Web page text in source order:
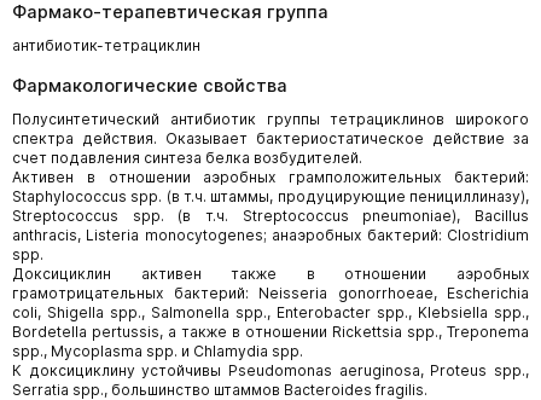
Фармако-терапевтическая группа
антибиотик-тетрациклин
Фармакологические свойства
Полусинтетический антибиотик группы тетрациклинов широкого
спектра действия. Оказывает бактериостатическое действие за
счет подавления синтеза белка возбудителей.
Активен в отношении аэробных грамположительных бактерий:
Staphylococcus spp. (в т.ч. штаммы, продуцирующие пенициллиназу),
Streptococcus spp. (в т.ч. Streptococcus pneumoniae), Bacillus
anthracis, Listeria monocytogenes; анаэробных бактерий: Clostridium
spp.
Доксициклин активен также в отношении аэробных
грамотрицательных бактерий: Neisseria gonorrhoeae, Escherichia
coli, Shigella spp., Salmonella spp., Enterobacter spp., Klebsiella spp.,
Bordetella pertussis, а также в отношении Rickettsia spp., Treponema
spp., Mycoplasma spp. и Chlamydia spp.
К доксициклину устойчивы Pseudomonas aeruginosa, Proteus spp.,
Serratia spp., большинство штаммов Bacteroides fragilis.